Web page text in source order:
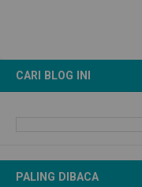
CARI BLOG INI
PALING DIBACA